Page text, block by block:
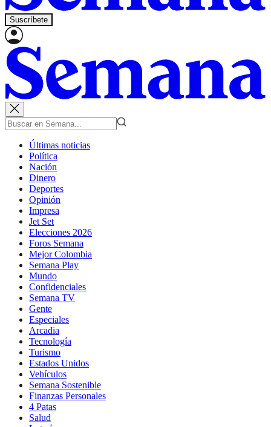
Suscríbete
Últimas noticias
Política
Nación
Dinero
Deportes
Opinión
Impresa
Jet Set
Elecciones 2026
Foros Semana
Mejor Colombia
Semana Play
Mundo
Confidenciales
Semana TV
Gente
Especiales
Arcadia
Tecnología
Turismo
Estados Unidos
Vehículos
Semana Sostenible
Finanzas Personales
4 Patas
Salud